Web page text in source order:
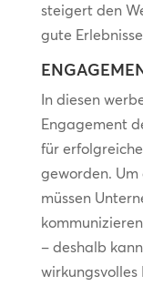
steigert den
gute
In diesen
Engagement
für
geworden. Um
müssen
– deshalb
wirkungsvolles